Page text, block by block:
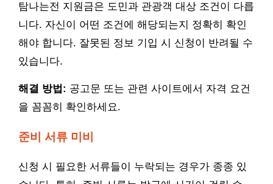
탐나는전 지원금은 도민과 관광객 대상 조건이 다릅
니다. 자신이 어떤 조건에 해당되는지 정확히 확인
해야 합니다. 잘못된 정보 기입 시 신청이 반려될 수
있습니다.
해결 방법: 공고문 또는 관련 사이트에서 자격 요건
을 꼼꼼히 확인하세요.
준비 서류 미비
신청 시 필요한 서류들이 누락되는 경우가 종종 있